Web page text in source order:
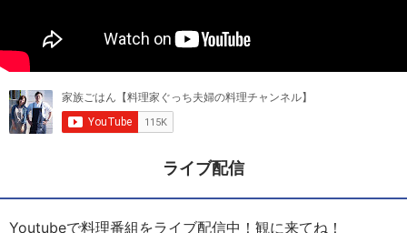
ライブ配信
Youtubeで料理番組をライブ配信中！観に来てね！